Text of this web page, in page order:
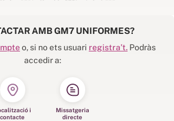
AMB GM7 UNIFORMES?
o, si no ets usuari registra’t. Podràs
accedir a:
i
contacte
Missatgeria
directe